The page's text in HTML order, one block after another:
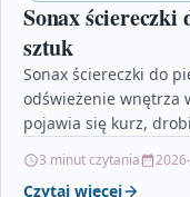
Sonax ściereczki
sztuk
Sonax ściereczki do
odświeżenie wnętrza
pojawia się kurz,
3 minut czytania
Czytaj więcej